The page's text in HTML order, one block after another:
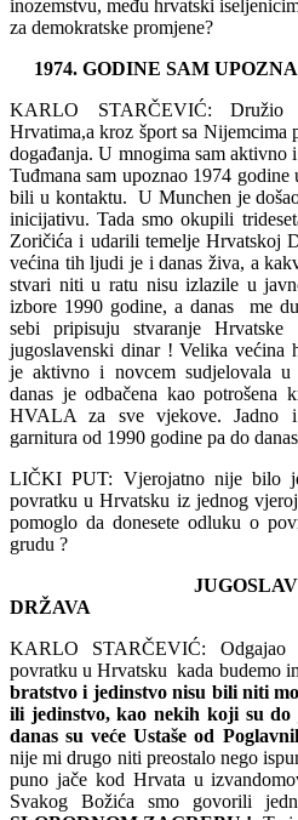
inozemstvu, među hrvatski
za demokratske promjene?
1974. GODINE SAM
KARLO STARČEVIĆ: Družio
Hrvatima,a kroz šport sa Nijemcima
događanja. U mnogima sam aktivno
Tuđmana sam upoznao 1974
bili u kontaktu. U Munchen je
inicijativu. Tada smo okupili
Zoričića i udarili temelje Hrvatskoj
većina tih ljudi je i danas živa, a
stvari niti u ratu nisu izlazile u
izbore 1990 godine, a danas me
sebi pripisuju stvaranje
jugoslavenski dinar ! Velika većina
je aktivno i novcem sudjelovala u
danas je odbačena kao potrošena
HVALA za sve vjekove. Jadno
garnitura od 1990 godine pa do
LIČKI PUT: Vjerojatno nije bilo
povratku u Hrvatsku iz jednog
pomoglo da donesete odluku o
grudu ?
DRŽAVA
KARLO STARČEVIĆ: Odgajao
povratku u Hrvatsku kada budemo
bratstvo i jedinstvo nisu bili niti
ili jedinstvo, kao nekih koji su
danas su veće Ustaše od
nije mi drugo niti preostalo nego
puno jače kod Hrvata u
Svakog Božića smo govorili